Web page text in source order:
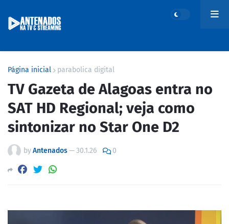
Página inicial parabolica digital
TV Gazeta de Alagoas entra no
SAT HD Regional; veja como
sintonizar no Star One D2
byAntenados—30.1.26 0